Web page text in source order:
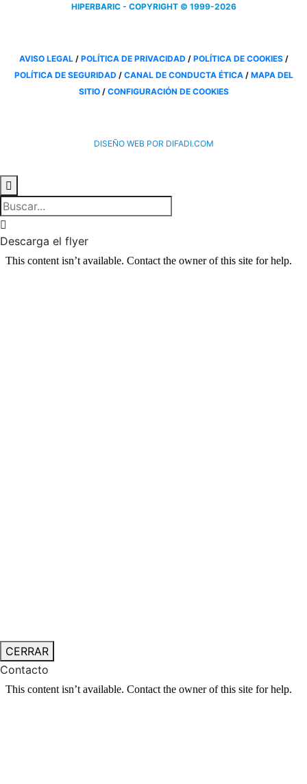
HIPERBARIC - COPYRIGHT © 1999-2026
AVISO LEGAL / POLÍTICA DE PRIVACIDAD / POLÍTICA DE COOKIES /
POLÍTICA DE SEGURIDAD / CANAL DE CONDUCTA ÉTICA / MAPA DEL
SITIO / CONFIGURACIÓN DE COOKIES
DISEÑO WEB POR DIFADI.COM


Descarga el flyer
CERRAR
Contacto